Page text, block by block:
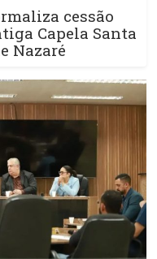
cessão
Capela Santa
Nazaré